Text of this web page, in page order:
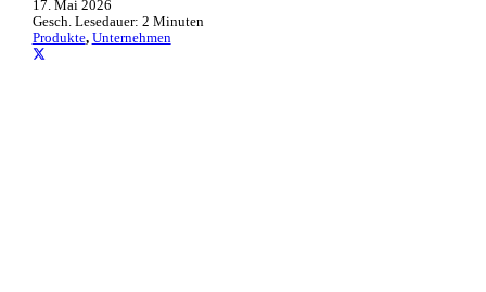
17. Mai 2026
Gesch. Lesedauer: 2 Minuten
Produkte, Unternehmen